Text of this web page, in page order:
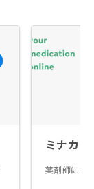
ミナカ
薬剤師によ